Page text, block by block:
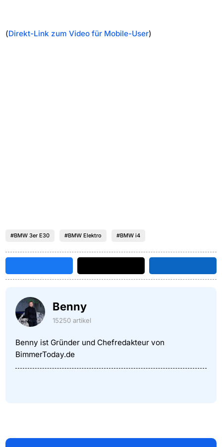
(Direkt-Link zum Video für Mobile-User)
#BMW 3er E30 #BMW Elektro #BMW i4
Benny
15250 artikel
Benny ist Gründer und Chefredakteur von
BimmerToday.de